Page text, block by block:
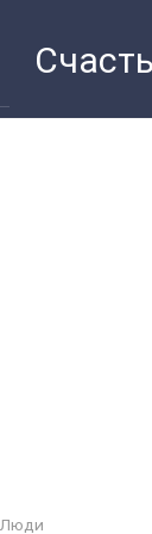
Люди